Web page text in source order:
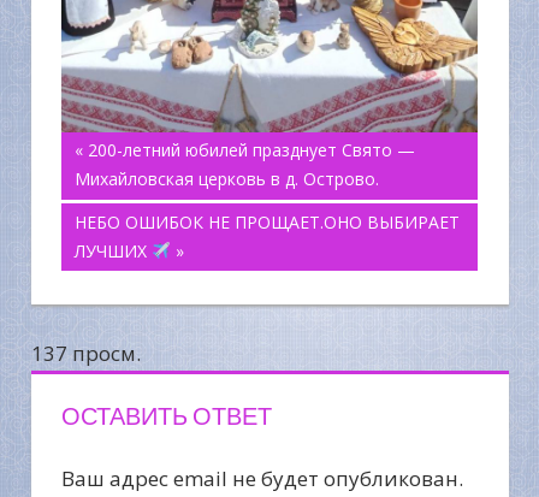
Навигация
по
записям
« 200-летний юбилей празднует Свято —
Михайловская церковь в д. Острово.
НЕБО ОШИБОК НЕ ПРОЩАЕТ.ОНО ВЫБИРАЕТ
ЛУЧШИХ
»
137 просм.
ОСТАВИТЬ ОТВЕТ
Ваш адрес email не будет опубликован.